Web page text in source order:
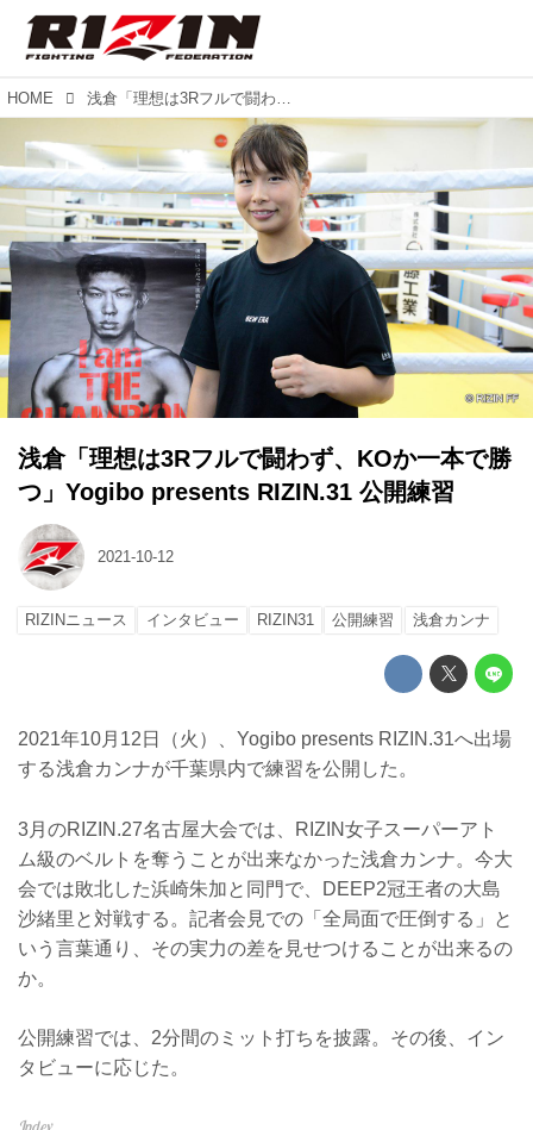
HOME 浅倉「理想は3Rフルで闘わず、KOか一本で勝つ」Yogibo presents RIZIN.31 公開練習
浅倉「理想は3Rフルで闘わず、KOか一本で勝
つ」Yogibo presents RIZIN.31 公開練習
2021-10-12
RIZINニュース インタビュー RIZIN31 公開練習 浅倉カンナ
2021年10月12日（火）、Yogibo presents RIZIN.31へ出場
する浅倉カンナが千葉県内で練習を公開した。
3月のRIZIN.27名古屋大会では、RIZIN女子スーパーアト
ム級のベルトを奪うことが出来なかった浅倉カンナ。今大
会では敗北した浜崎朱加と同門で、DEEP2冠王者の大島
沙緒里と対戦する。記者会見での「全局面で圧倒する」と
いう言葉通り、その実力の差を見せつけることが出来るの
か。
公開練習では、2分間のミット打ちを披露。その後、イン
タビューに応じた。